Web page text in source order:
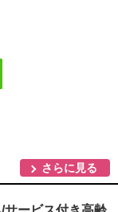
さらに見る